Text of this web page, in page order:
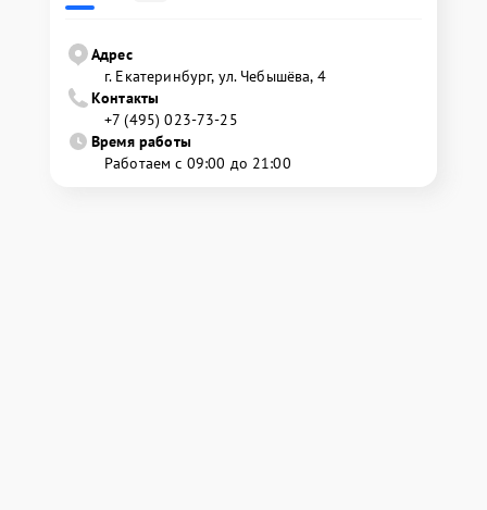
Адрес
г. Екатеринбург, ул. Чебышёва, 4
Контакты
+7 (495) 023-73-25
Время работы
Работаем с 09:00 до 21:00